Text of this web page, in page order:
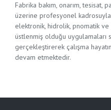
Fabrika bakım, onarım, tesisat,
üzerine profesyonel
elektronik, hidrolik, pnomatik
üstlenmiş olduğu uygulamaları
gerçekleştirerek çalışma
devam etmektedir.